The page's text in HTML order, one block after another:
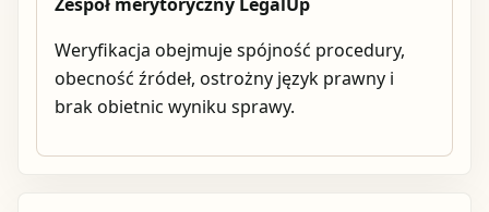
Weryfikacja obejmuje spójność procedury,
obecność źródeł, ostrożny język prawny i
brak obietnic wyniku sprawy.